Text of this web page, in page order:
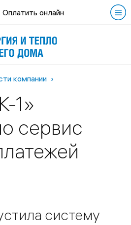
Оплатить онлайн
компании
1»
сервис
систему